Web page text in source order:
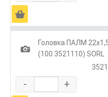
Ä
1
Головка ПАЛМ
(100.3521110) SORL
- +